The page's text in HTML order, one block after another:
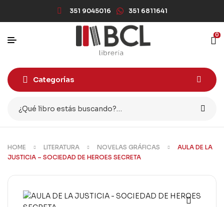
351 9045016 351 6811641
0
Categorías
HOME LITERATURA NOVELAS GRÁFICAS
AULA DE LA
JUSTICIA – SOCIEDAD DE HEROES SECRETA